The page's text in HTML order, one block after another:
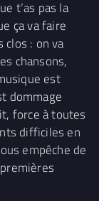
t’as pas la
ça va faire
clos : on va
chansons,
est
dommage
force à toutes
difficiles en
empêche de